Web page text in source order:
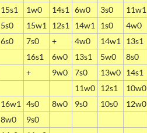
15s1 1w0 14s1 6w0 3s0 11w1
5s0 15w1 12s1 14w1 1s0 4w0
6s0 7s0 + 4w0 14w1 13s1
16s1 6w0 13s1 5w0 8s0
+ 9w0 7s0 13w0 14s1
11w0 12s1 10w0
16w1 4s0 8w0 9s0 10s0 12w0
8w0 9s0